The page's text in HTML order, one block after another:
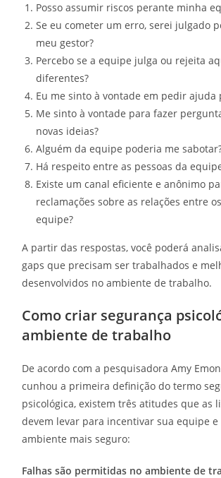
Posso assumir riscos perante minha
Se eu cometer um erro, serei julgado
meu gestor?
Percebo se a equipe julga ou rejeita
diferentes?
Eu me sinto à vontade em pedir ajuda
Me sinto à vontade para fazer
novas ideias?
Alguém da equipe poderia me
Há respeito entre as pessoas da
Existe um canal eficiente e anônimo
reclamações sobre as relações entre
equipe?
A partir das respostas, você poderá
gaps que precisam ser trabalhados e
desenvolvidos no ambiente de trabalho.
Como criar segurança
ambiente de trabalho
De acordo com a pesquisadora Amy
cunhou a primeira definição do termo
psicológica, existem três atitudes que as
devem levar para incentivar sua equipe
ambiente mais seguro:
Falhas são permitidas no ambiente de